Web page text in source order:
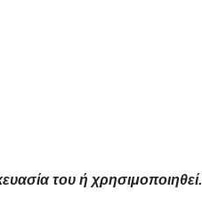
του ή χρησιμοποιηθεί.